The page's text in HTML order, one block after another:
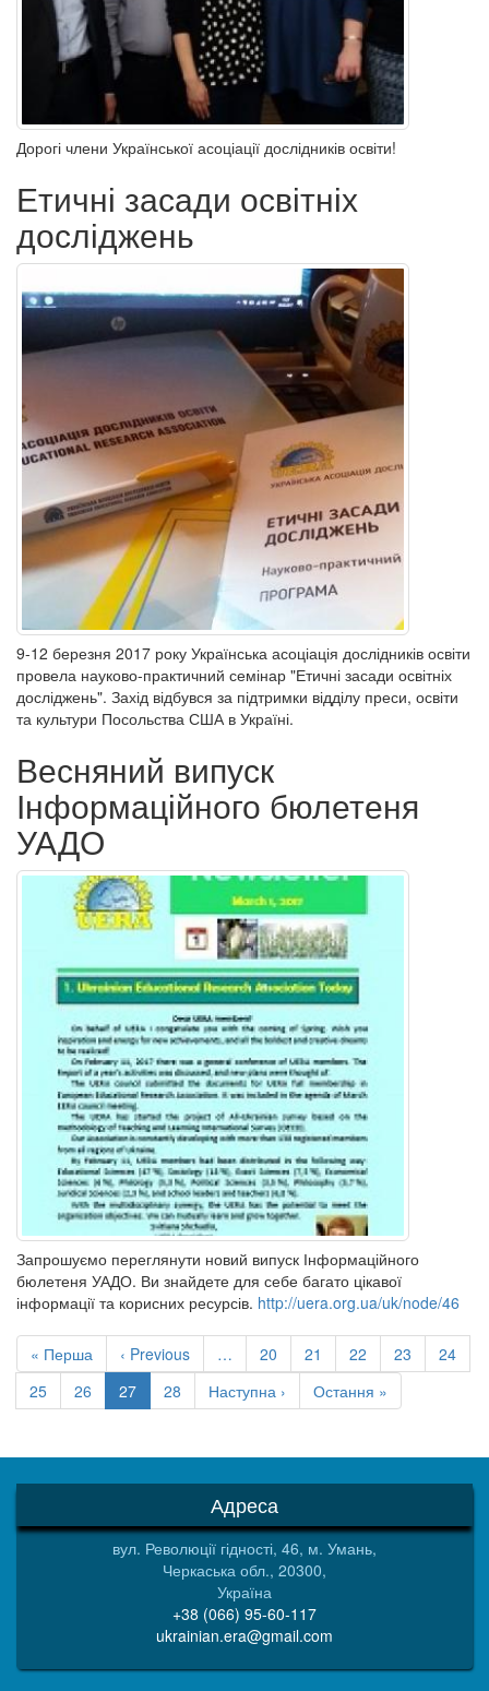
Дорогі члени Української асоціації дослідників освіти!
Етичні засади освітніх
досліджень
9-12 березня 2017 року Українська асоціація дослідників освіти
провела науково-практичний семінар "Етичні засади освітніх
досліджень". Захід відбувся за підтримки відділу преси, освіти
та культури Посольства США в Україні.
Весняний випуск
Інформаційного бюлетеня
УАДО
Запрошуємо переглянути новий випуск Інформаційного
бюлетеня УАДО. Ви знайдете для себе багато цікавої
інформації та корисних ресурсів. http://uera.org.ua/uk/node/46
Розбивка
на
сторінки
Перша
сторінка
« Перша
Попередня
сторінка
‹ Previous … Сторінка
20 Сторінка
21 Сторінка
22 Сторінка
23
24
Сторінка
25 Сторінка
26
Поточна
сторінка
27 Сторінка
28
Наступна
сторінка
Наступна ›
Остання
сторінка
Остання »
Адреса
вул. Революції гідності, 46, м. Умань,
Черкаська обл., 20300,
Україна
+38 (066) 95-60-117
ukrainian.era@gmail.com